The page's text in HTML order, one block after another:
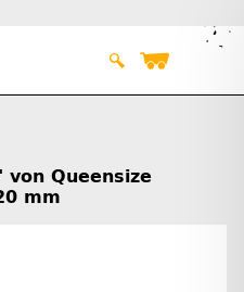
von Queensize
mm